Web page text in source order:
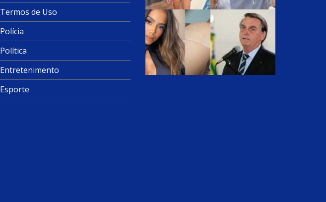
Termos de Uso
Polícia
Política
Entretenimento
Esporte